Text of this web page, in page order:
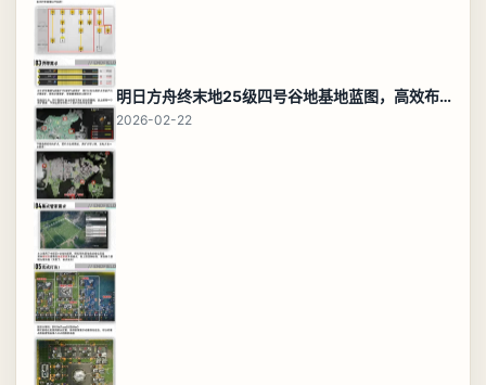
明日方舟终末地25级四号谷地基地蓝图，高效布局规划
2026-02-22